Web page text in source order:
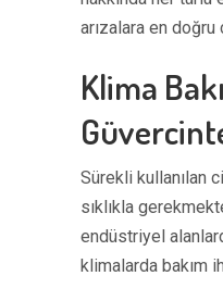
arızalara en
Klima
Sürekli kullanılan
sıklıkla
endüstriyel
klimalarda bakım